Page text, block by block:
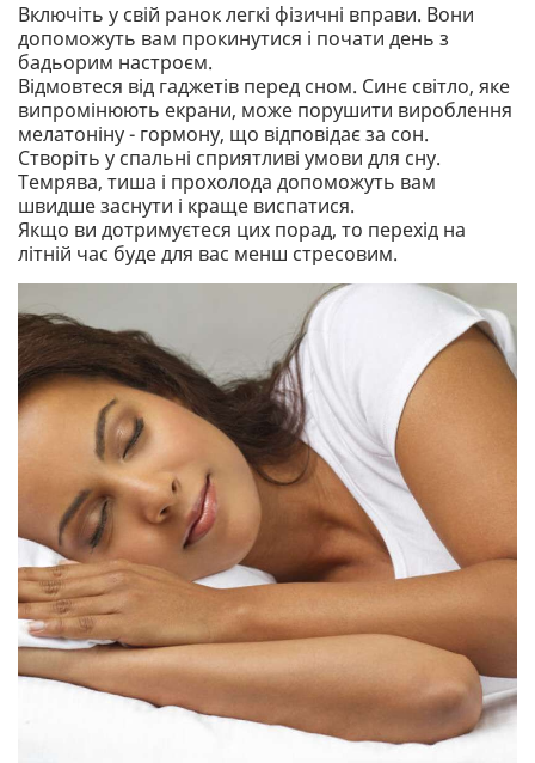
Включіть у свій ранок легкі фізичні вправи. Вони
допоможуть вам прокинутися і почати день з
бадьорим настроєм.
Відмовтеся від гаджетів перед сном. Синє світло, яке
випромінюють екрани, може порушити вироблення
мелатоніну - гормону, що відповідає за сон.
Створіть у спальні сприятливі умови для сну.
Темрява, тиша і прохолода допоможуть вам
швидше заснути і краще виспатися.
Якщо ви дотримуєтеся цих порад, то перехід на
літній час буде для вас менш стресовим.